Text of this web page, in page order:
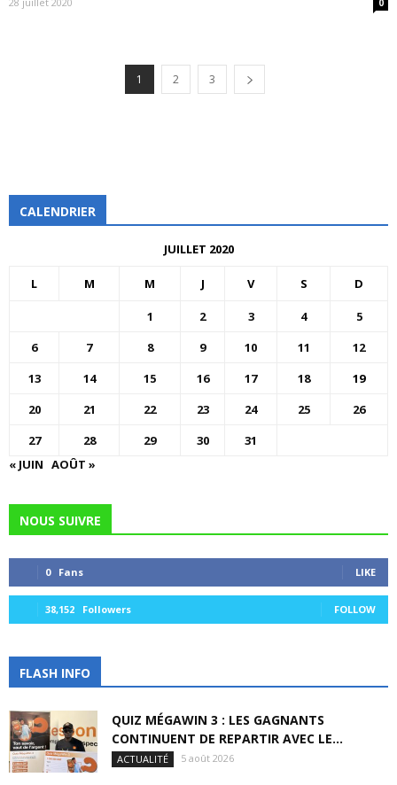
1 2 3
CALENDRIER
JUILLET 2020
L M M J V S D
1 2 3 4
5
6
7 8 9 10 11
12
13
14 15 16 17 18
19
20
21 22 23 24 25
26
27
28 29 30
31
« JUIN AOÛT »
NOUS SUIVRE
0 Fans LIKE
38,152 Followers FOLLOW
FLASH INFO
QUIZ MÉGAWIN 3 : LES GAGNANTS
CONTINUENT DE REPARTIR AVEC LE...
ACTUALITÉ 5 août 2026